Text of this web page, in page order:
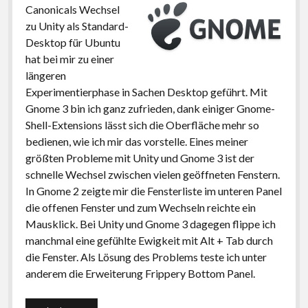
Canonicals Wechsel
zu Unity als Standard-
Desktop für Ubuntu
hat bei mir zu einer
längeren
Experimentierphase in Sachen Desktop geführt. Mit
Gnome 3 bin ich ganz zufrieden, dank einiger Gnome-
Shell-Extensions lässt sich die Oberfläche mehr so
bedienen, wie ich mir das vorstelle. Eines meiner
größten Probleme mit Unity und Gnome 3 ist der
schnelle Wechsel zwischen vielen geöffneten Fenstern.
In Gnome 2 zeigte mir die Fensterliste im unteren Panel
die offenen Fenster und zum Wechseln reichte ein
Mausklick. Bei Unity und Gnome 3 dagegen flippe ich
manchmal eine gefühlte Ewigkeit mit Alt + Tab durch
die Fenster. Als Lösung des Problems teste ich unter
anderem die Erweiterung Frippery Bottom Panel.